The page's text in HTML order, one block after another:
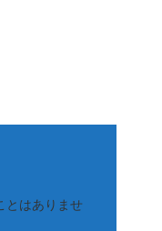
とはありませ